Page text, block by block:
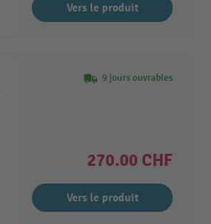
Vers le produit
9 jours ouvrables
270.00 CHF
Vers le produit